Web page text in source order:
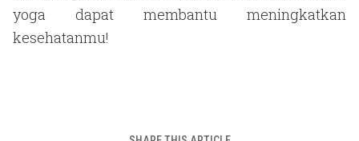
yoga dapat membantu meningkatkan
kesehatanmu!